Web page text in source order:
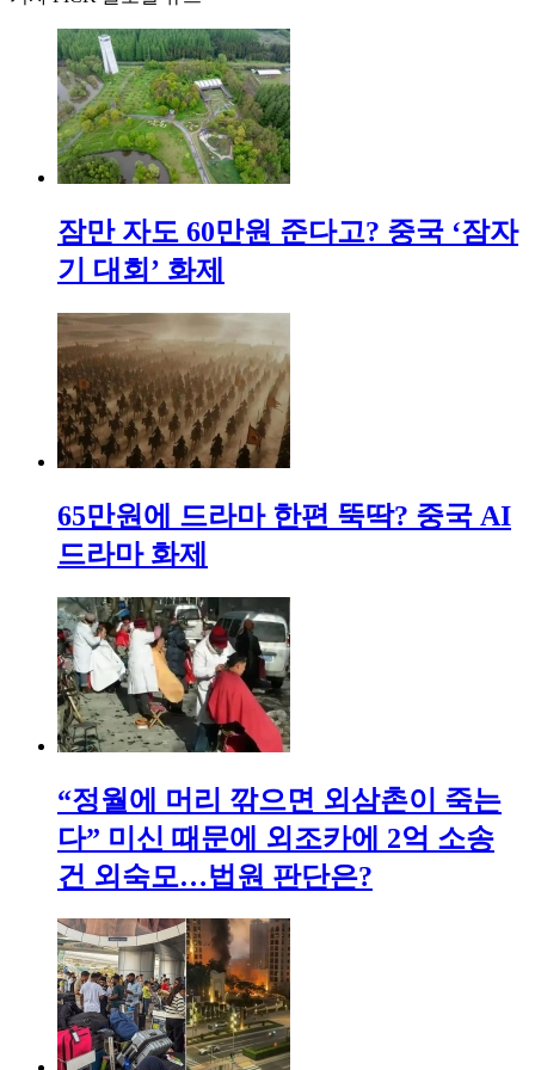
잠만 자도 60만원 준다고? 중국 ‘잠자
기 대회’ 화제
65만원에 드라마 한편 뚝딱? 중국 AI
드라마 화제
“정월에 머리 깎으면 외삼촌이 죽는
다” 미신 때문에 외조카에 2억 소송
건 외숙모…법원 판단은?